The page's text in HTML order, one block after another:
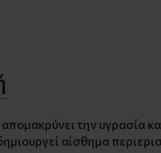
την υγρασία
αίσθημα